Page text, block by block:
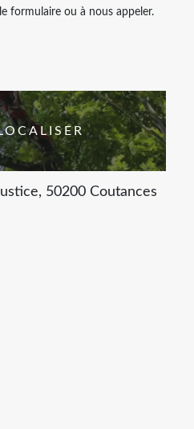
formulaire ou à nous appeler.
50200 Coutances